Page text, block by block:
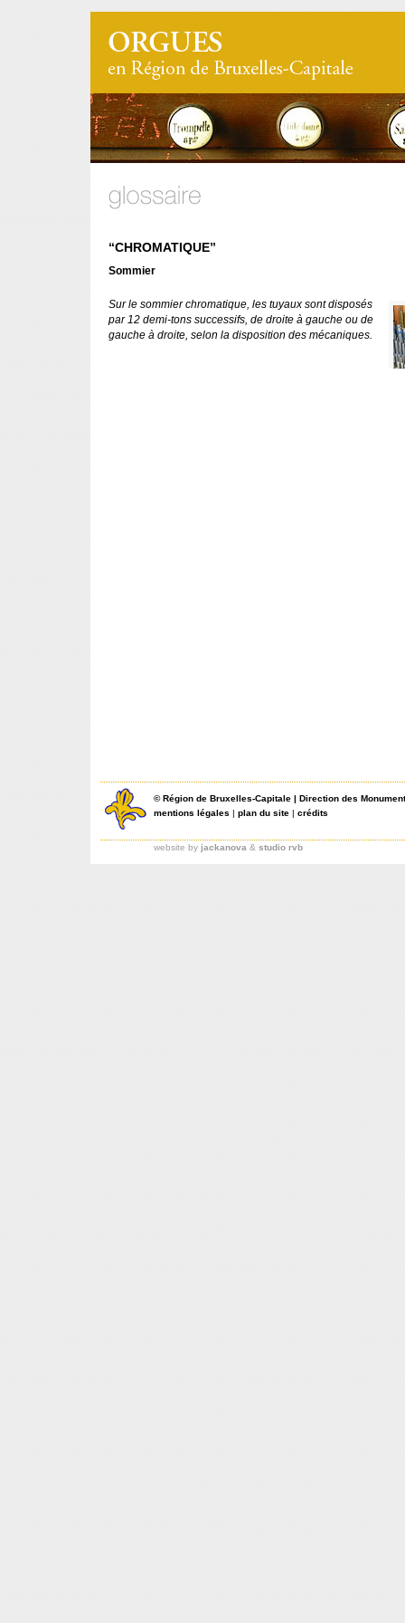
“CHROMATIQUE”
Sommier
Sur le sommier chromatique, les tuyaux sont disposés
par 12 demi-tons successifs, de droite à gauche ou de
gauche à droite, selon la disposition des mécaniques.
©Région de Bruxelles-Capitale | Direction des
mentions légales | plan du site | crédits
website by jackanova & studio rvb